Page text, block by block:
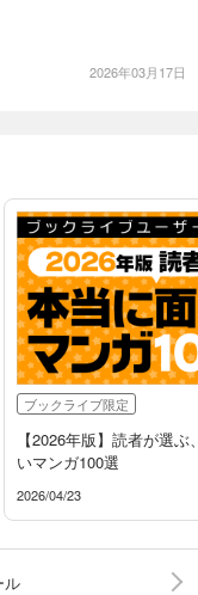
2026年03月17日
ブックライブ限定
【2026年版】読者が選
いマンガ100選
2026/04/23
ル